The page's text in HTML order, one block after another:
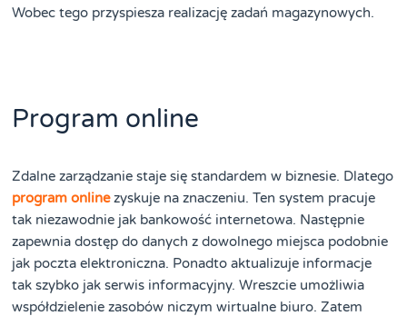
Wobec tego przyspiesza realizację zadań magazynowych.
Program online
Zdalne zarządzanie staje się standardem w biznesie. Dlatego
program onlinezyskuje na znaczeniu. Ten system pracuje
tak niezawodnie jak bankowość internetowa. Następnie
zapewnia dostęp do danych z dowolnego miejsca podobnie
jak poczta elektroniczna. Ponadto aktualizuje informacje
tak szybko jak serwis informacyjny. Wreszcie umożliwia
współdzielenie zasobów niczym wirtualne biuro. Zatem